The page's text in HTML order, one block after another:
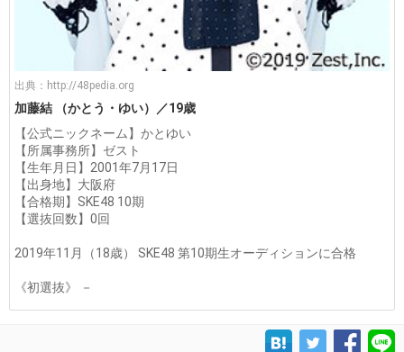
出典： http://48pedia.org
加藤結 （かとう・ゆい）／19歳
【公式ニックネーム】かとゆい
【所属事務所】ゼスト
【生年月日】2001年7月17日
【出身地】大阪府
【合格期】SKE48 10期
【選抜回数】0回
2019年11月（18歳） SKE48 第10期生オーディションに合格
《初選抜》 －